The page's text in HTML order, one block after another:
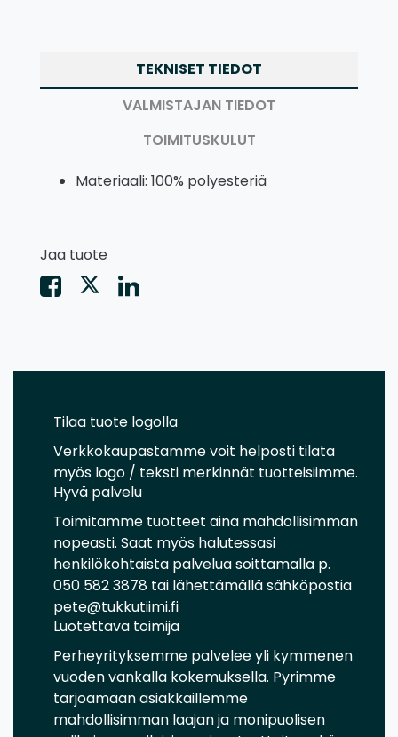
TEKNISET TIEDOT
VALMISTAJAN TIEDOT
TOIMITUSKULUT
Materiaali: 100% polyesteriä
Jaa tuote
Tilaa tuote logolla
Verkkokaupastamme voit helposti tilata
myös logo / teksti merkinnät tuotteisiimme.
Hyvä palvelu
Toimitamme tuotteet aina mahdollisimman
nopeasti. Saat myös halutessasi
henkilökohtaista palvelua soittamalla p.
050 582 3878 tai lähettämällä sähköpostia
pete@tukkutiimi.fi
Luotettava toimija
Perheyrityksemme palvelee yli kymmenen
vuoden vankalla kokemuksella. Pyrimme
tarjoamaan asiakkaillemme
mahdollisimman laajan ja monipuolisen